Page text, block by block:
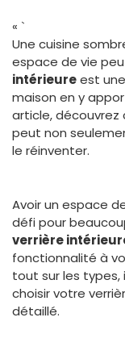
« `
Une cuisine
espace de vie
intérieureest
maison en y
article, découvrez
peut non
le réinventer.
Avoir un espace
défi pour
verrière
fonctionnalité à
tout sur les
choisir votre
détaillé.